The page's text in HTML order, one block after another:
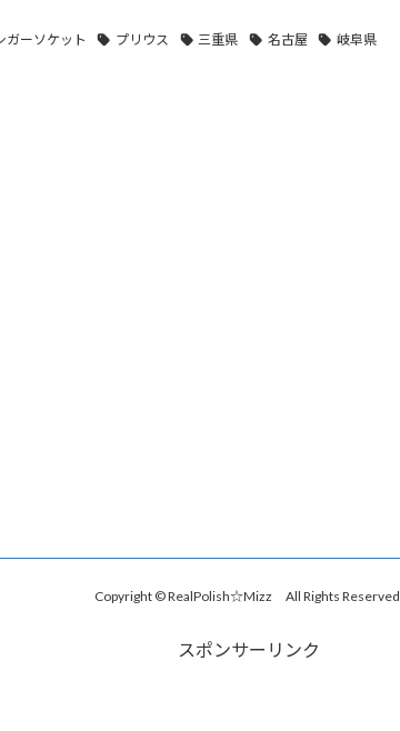
ガーソケット プリウス 三重県 名古屋 岐阜県
Copyright © RealPolish☆Mizz All Rights Reserved.
スポンサーリンク